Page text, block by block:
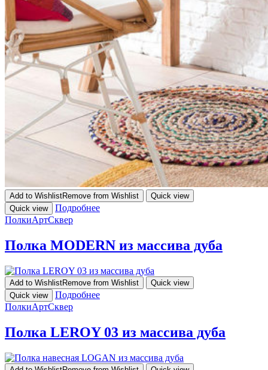
Add to WishlistRemove from Wishlist
Quick view
Quick view
Подробнее
ПолкиАртСквер
Полка MODERN из массива дуба
Add to WishlistRemove from Wishlist
Quick view
Quick view
Подробнее
ПолкиАртСквер
Полка LEROY 03 из массива дуба